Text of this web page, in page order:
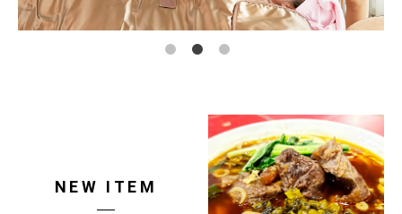
NEW ITEM